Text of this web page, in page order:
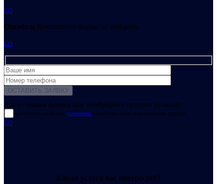
GO
Ошибка: Контактная форма не найдена.
GO
Для отправки формы вам необходимо принять условия:
прочитал и согласен с условиями обработки своих персональных данных
GO
Какая услуга вас интересует?